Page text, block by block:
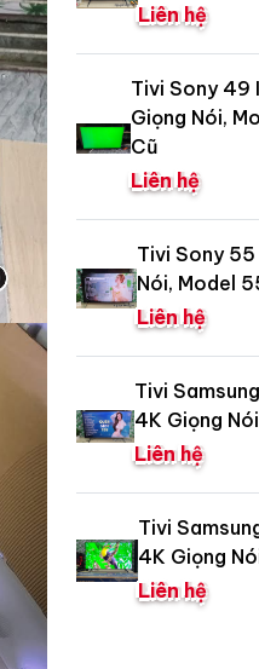
Liên hệ
Tivi Sony 49
Giọng Nói,
Cũ
Liên hệ
Tivi Sony 55
Nói, Model
Liên hệ
Tivi
4K Giọng
Liên hệ
Tivi
4K Giọng
Liên hệ